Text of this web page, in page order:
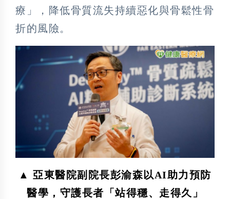
療」，降低骨質流失持續惡化與骨鬆性骨
折的風險。
▲ 亞東醫院副院長彭渝森以AI助力預防
醫學，守護長者「站得穩、走得久」